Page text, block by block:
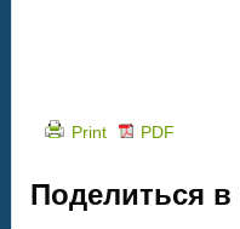
Print PDF
Поделиться в